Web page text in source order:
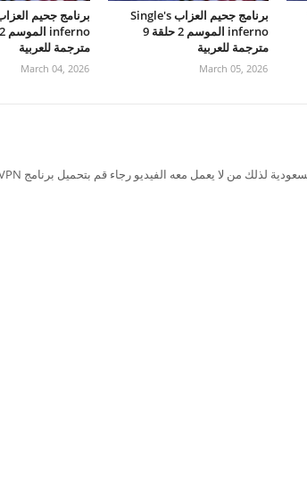
برنامج جحيم العزاب Single's
inferno الموسم 2 حلقة 9
مترجمة للعربية
March 05, 2026
مترجمة للعربية
March 04, 2026